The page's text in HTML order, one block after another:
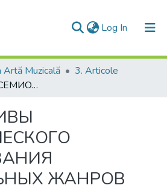
Log In (current)
Artă Muzicală
3. Articole
ПЕРСПЕКТИВЫ СЕМИОТИЧЕСКОГО ИССЛЕДОВАНИЯ МУЗЫКАЛЬНЫХ ЖАНРОВ
ЖАНРОВ